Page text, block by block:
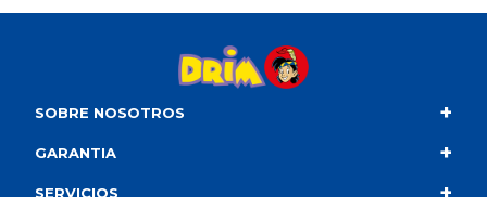
SOBRE NOSOTROS +
Contacto
Quiénes somos
GARANTIA +
Condiciones de compra
SERVICIOS